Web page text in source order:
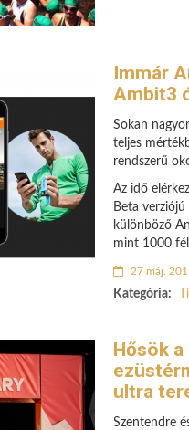
Immár
Ambit3
Sokan
teljes
rendszerű
Az idő
Beta
különböző
mint 1000
27 máj.
Kategória:
Hősök
ultra
Szentendre